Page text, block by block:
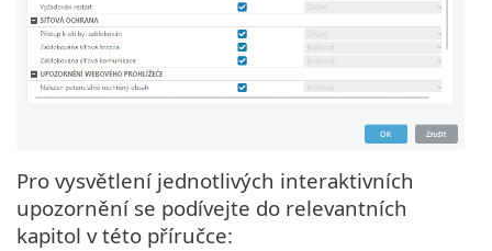
Pro vysvětlení jednotlivých interaktivních
upozornění se podívejte do relevantních
kapitol v této příručce: